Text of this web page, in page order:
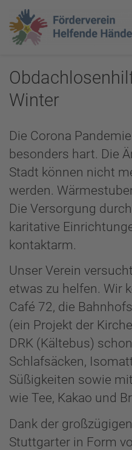
Winter
Die Corona
besonders hart. Die
Stadt können nicht
werden.
Die Versorgung
karitative
kontaktarm.
Unser Verein
etwas zu helfen. Wir
Café 72, die
(ein Projekt der
DRK (Kältebus)
Schlafsäcken,
Süßigkeiten sowie
wie Tee, Kakao und
Dank der
Stuttgarter in Form